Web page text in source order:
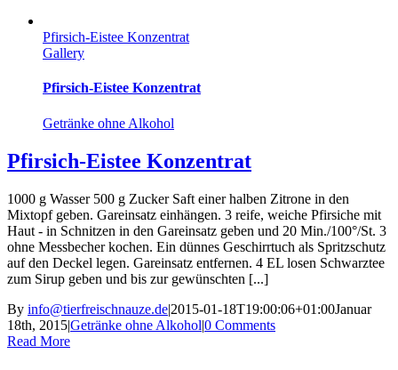
Pfirsich-Eistee Konzentrat
Gallery
Pfirsich-Eistee Konzentrat
Getränke ohne Alkohol
Pfirsich-Eistee Konzentrat
1000 g Wasser 500 g Zucker Saft einer halben Zitrone in den
Mixtopf geben. Gareinsatz einhängen. 3 reife, weiche Pfirsiche mit
Haut - in Schnitzen in den Gareinsatz geben und 20 Min./100°/St. 3
ohne Messbecher kochen. Ein dünnes Geschirrtuch als Spritzschutz
auf den Deckel legen. Gareinsatz entfernen. 4 EL losen Schwarztee
zum Sirup geben und bis zur gewünschten [...]
By info@tierfreischnauze.de|2015-01-18T19:00:06+01:00Januar
18th, 2015|Getränke ohne Alkohol|0 Comments
Read More